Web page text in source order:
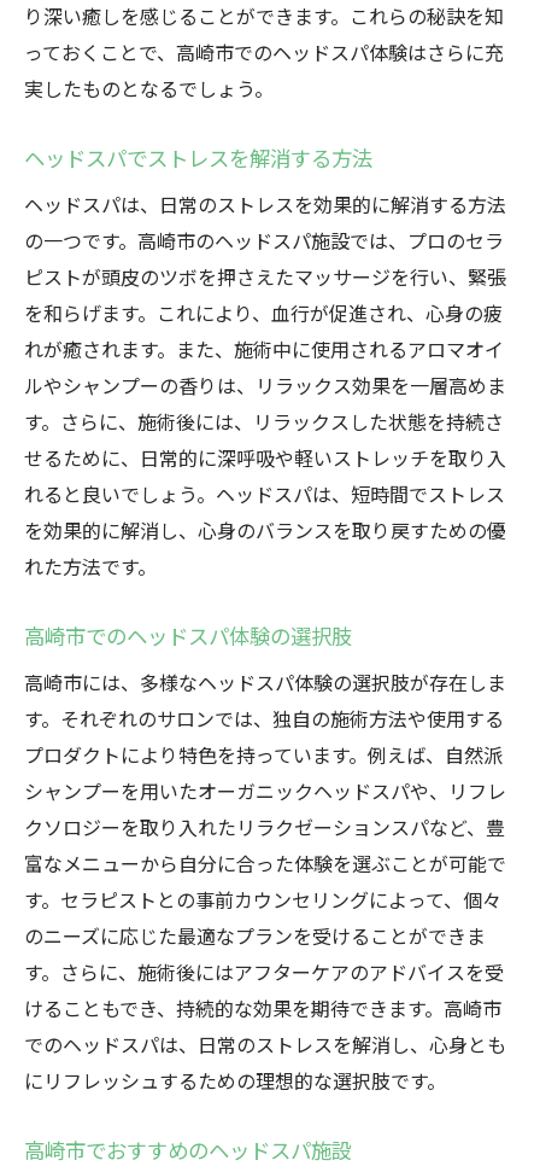
り深い癒しを感じることができます。これらの秘訣を知
っておくことで、高崎市でのヘッドスパ体験はさらに充
実したものとなるでしょう。
ヘッドスパでストレスを解消する方法
ヘッドスパは、日常のストレスを効果的に解消する方法
の一つです。高崎市のヘッドスパ施設では、プロのセラ
ピストが頭皮のツボを押さえたマッサージを行い、緊張
を和らげます。これにより、血行が促進され、心身の疲
れが癒されます。また、施術中に使用されるアロマオイ
ルやシャンプーの香りは、リラックス効果を一層高めま
す。さらに、施術後には、リラックスした状態を持続さ
せるために、日常的に深呼吸や軽いストレッチを取り入
れると良いでしょう。ヘッドスパは、短時間でストレス
を効果的に解消し、心身のバランスを取り戻すための優
れた方法です。
高崎市でのヘッドスパ体験の選択肢
高崎市には、多様なヘッドスパ体験の選択肢が存在しま
す。それぞれのサロンでは、独自の施術方法や使用する
プロダクトにより特色を持っています。例えば、自然派
シャンプーを用いたオーガニックヘッドスパや、リフレ
クソロジーを取り入れたリラクゼーションスパなど、豊
富なメニューから自分に合った体験を選ぶことが可能で
す。セラピストとの事前カウンセリングによって、個々
のニーズに応じた最適なプランを受けることができま
す。さらに、施術後にはアフターケアのアドバイスを受
けることもでき、持続的な効果を期待できます。高崎市
でのヘッドスパは、日常のストレスを解消し、心身とも
にリフレッシュするための理想的な選択肢です。
高崎市でおすすめのヘッドスパ施設